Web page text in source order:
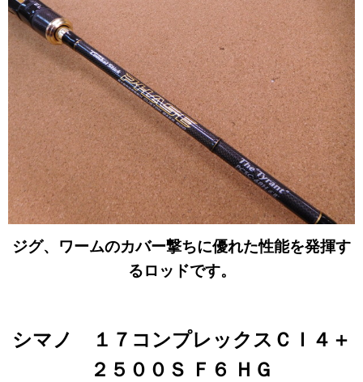
ジグ、ワームのカバー撃ちに優れた性能を発揮す
るロッドです。
シマノ １７コンプレックスＣＩ４＋
２５００Ｓ Ｆ６ ＨＧ